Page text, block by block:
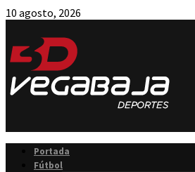
10 agosto, 2026
Portada
Fútbol